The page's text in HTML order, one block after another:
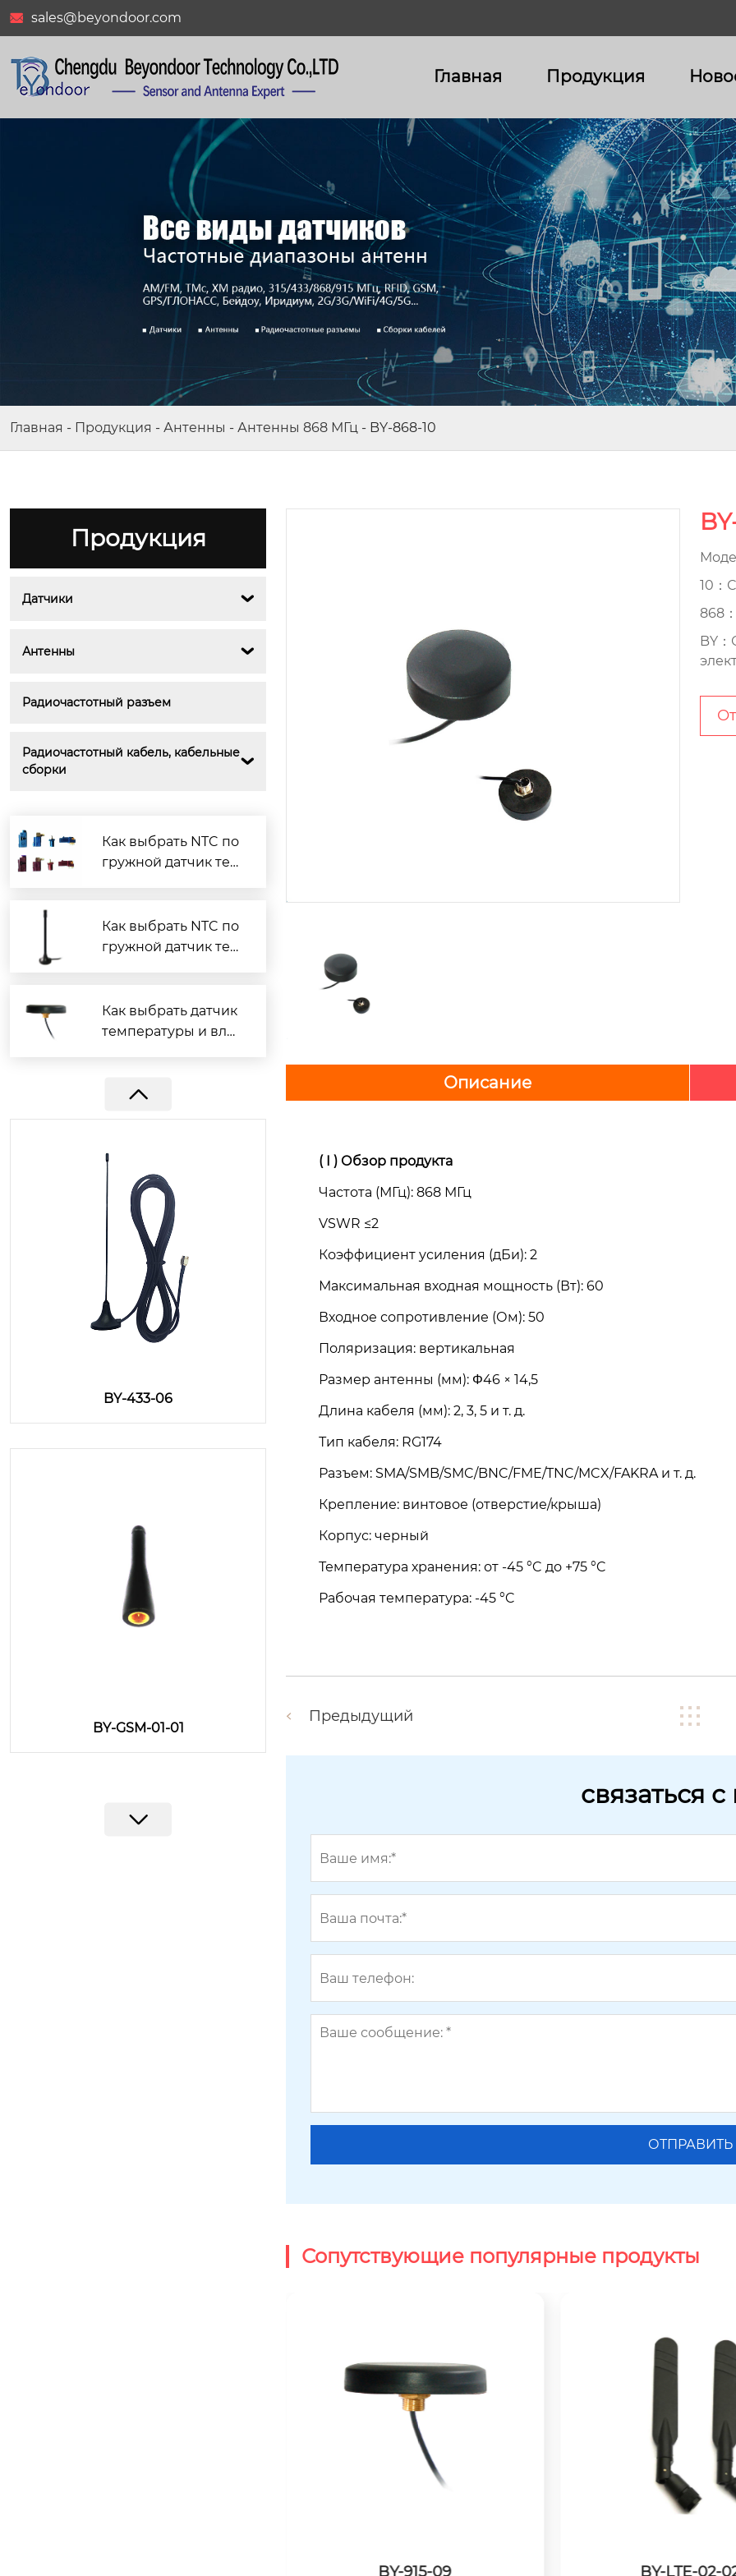
 sales@beyondoor.com
Главная Продукция
Главная - Продукция - Антенны - Антенны 868 МГц - BY-868-10
Продукция
Датчики 
Антенны 
Радиочастотный разъем
Радиочастотный кабель, кабельные
сборки

Как выбрать NTC по
гружной датчик тем
Как выбрать NTC по
гружной датчик тем
Как выбрать датчик
температуры и вла
BY-GSM-06-06
BY-433-06
BY-GSM-01-01
10：
868
BY
Описание
( I ) Обзор продукта
Частота (МГц): 868 МГц
VSWR ≤2
Коэффициент усиления (дБи): 2
Максимальная входная мощность (Вт): 60
Входное сопротивление (Ом): 50
Поляризация: вертикальная
Размер антенны (мм): Φ46 × 14,5
Длина кабеля (мм): 2, 3, 5 и т. д.
Тип кабеля: RG174
Разъем: SMA/SMB/SMC/BNC/FME/TNC/MCX/FAKRA и т. д.
Крепление: винтовое (отверстие/крыша)
Корпус: черный
Температура хранения: от -45 °C до +75 °C
Рабочая температура: -45 °C
Предыдущий
связаться
Сопутствующие популярные продукты
BY-LTE-02-02 BY-2400-35-